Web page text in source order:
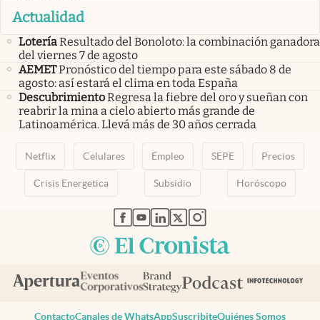
Actualidad
LoteríaResultado del Bonoloto: la combinación ganadora
del viernes 7 de agosto
AEMETPronóstico del tiempo para este sábado 8 de
agosto: así estará el clima en toda España
DescubrimientoRegresa la fiebre del oro y sueñan con
reabrir la mina a cielo abierto más grande de
Latinoamérica. Llevá más de 30 años cerrada
Netflix Celulares Empleo SEPE Precios
Crisis Energetica Subsidio Horóscopo
abre en nueva pestaña
abre en nueva pestaña
abre en nueva pestaña
abre en nueva pestaña
abre en nueva pestaña
ContactoCanales de WhatsAppSuscribiteQuiénes Somos